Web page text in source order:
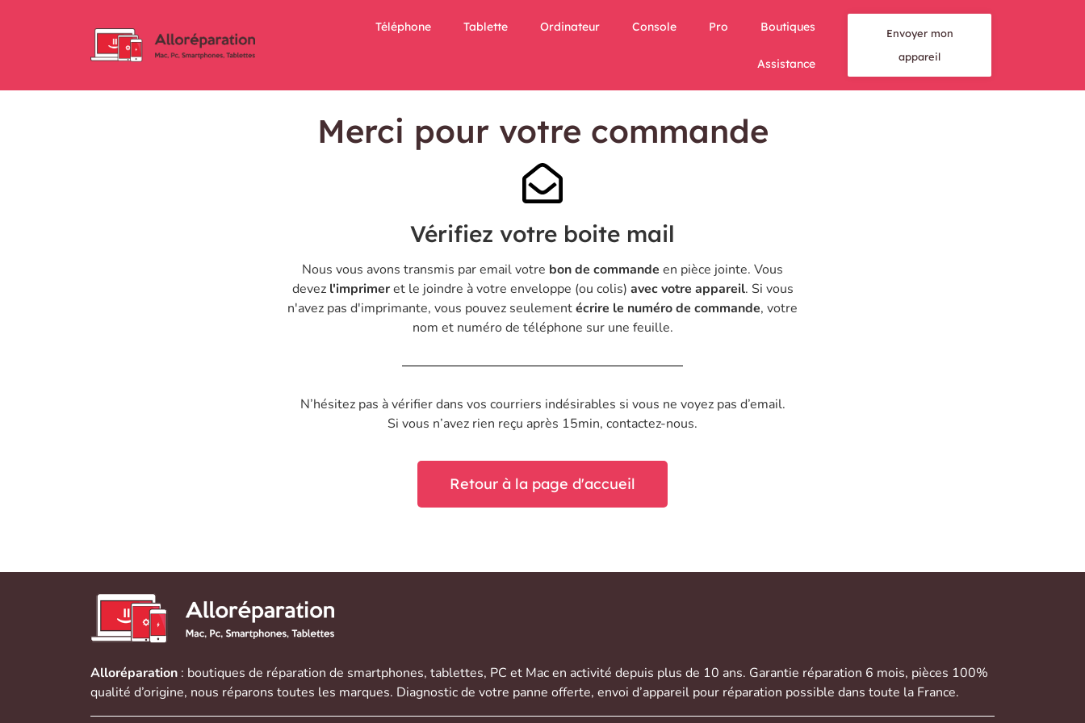
Téléphone Tablette Ordinateur Console Pro Boutiques
Assistance
Envoyer mon
appareil
Merci pour votre commande
Vérifiez votre boite mail
Nous vous avons transmis par email votre bon de commande en pièce jointe. Vous
devez l'imprimeret le joindre à votre enveloppe (ou colis) avec votre appareil. Si vous
n'avez pas d'imprimante, vous pouvez seulementécrire le numéro de commande, votre
nom et numéro de téléphone sur une feuille.
N’hésitez pas à vérifier dans vos courriers indésirables si vous ne voyez pas d’email.
Si vous n’avez rien reçu après 15min, contactez-nous.
Retour à la page d'accueil
Alloréparation : boutiques de réparation de smartphones, tablettes, PC et Macen activité depuis plus de 10 ans. Garantie réparation 6 mois, pièces 100%
qualité d’origine, nous réparons toutes les marques. Diagnostic de votre panne offerte, envoi d’appareil pour réparation possible dans toute la France.